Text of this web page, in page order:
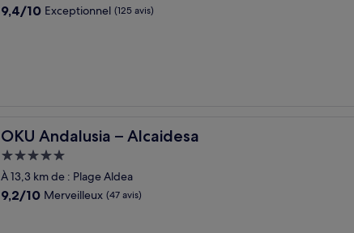
9.4
9,4/10 Exceptionnel (125 avis)
OKU Andalusia – Alcaidesa
OKU Andalusia – Alcaidesa
Hébergement
5.0 étoiles
À 13,3 km de : Plage Aldea
9.2
9,2/10 Merveilleux (47 avis)